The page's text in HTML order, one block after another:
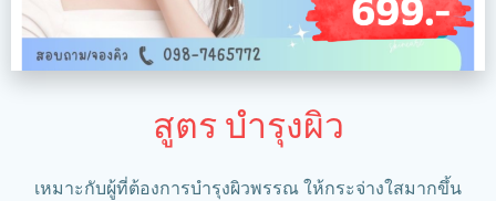
สูตร บำรุงผิว
เหมาะกับผู้ที่ต้องการบำรุงผิวพรรณ ให้กระจ่างใสมากขึ้น